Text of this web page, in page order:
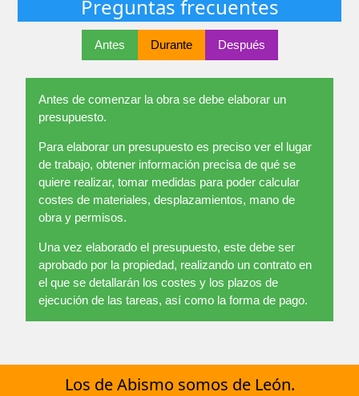
Preguntas frecuentes
Antes Durante Después
Antes de comenzar la obra se debe elaborar un
presupuesto.
Para elaborar un presupuesto es preciso ver el lugar
de trabajo, obtener información precisa de qué se
quiere realizar, tomar medidas para poder calcular
costes de materiales, desplazamientos, mano de
obra y permisos.
Una vez elaborado el presupuesto, este debe ser
aprobado por la propiedad, realizando un contrato en
el que se detallarán los costes y los plazos de
ejecución de las tareas, así como la forma de pago.
Los de Abismo somos de León.